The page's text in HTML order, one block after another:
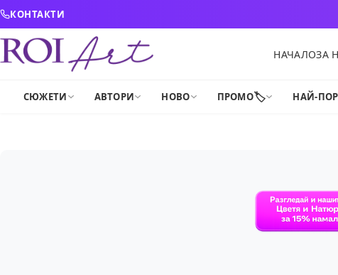
Skip to content
КОНТАКТИ
НАЧАЛОЗА
СЮЖЕТИ АВТОРИ НОВО ПРОМО🏷️ НАЙ-